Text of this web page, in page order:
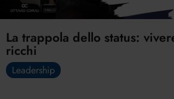
La trappola dello status:
ricchi
Leadership